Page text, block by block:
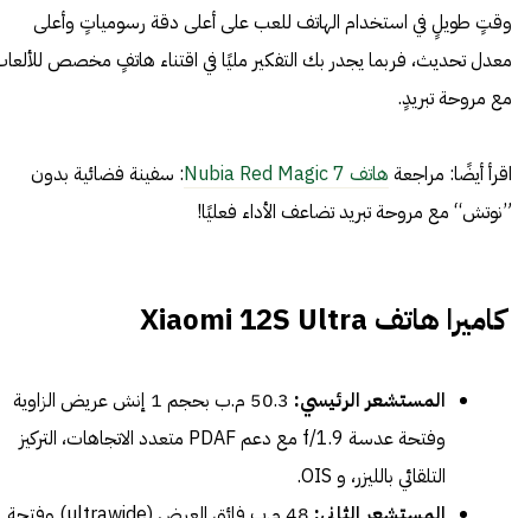
وقتٍ طويلٍ في استخدام الهاتف للعب على أعلى دقة رسومياتٍ وأعلى
معدل تحديث، فربما يجدر بك التفكير مليًا في اقتناء هاتفٍ مخصص
مع مروحة تبريدٍ.
اقرأ أيضًا: مراجعة هاتف Nubia Red Magic 7
: سفينة فضائية بدون
”نوتش“ مع مروحة تبريد تضاعف الأداء فعليًا!
كاميرا هاتف Xiaomi 12S Ultra
المستشعر الرئيسي:
50.3 م.ب بحجم 1 إنش عريض الزاوية
وفتحة عدسة f/1.9 مع دعم PDAF متعدد الاتجاهات، التركيز
التلقائي بالليزر، و OIS.